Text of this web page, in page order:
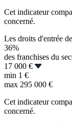
Cet indicateur
concerné.
Les droits d'entrée
36%
des franchises du
17 000 €
min 1 €
max 295 000 €
Cet indicateur
concerné.